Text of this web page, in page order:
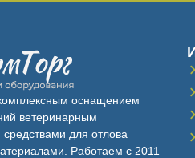
оснащением
ветеринарным
для отлова
Работаем с 2011